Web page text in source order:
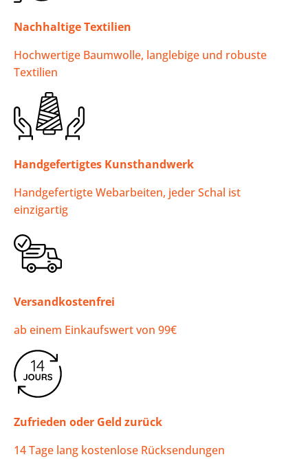
Nachhaltige Textilien
Hochwertige Baumwolle, langlebige und robuste
Textilien
Handgefertigtes Kunsthandwerk
Handgefertigte Webarbeiten, jeder Schal ist
einzigartig
Versandkostenfrei
ab einem Einkaufswert von 99€
Zufrieden oder Geld zurück
14 Tage lang kostenlose Rücksendungen